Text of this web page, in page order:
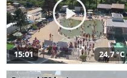
15:01 24,7 °C